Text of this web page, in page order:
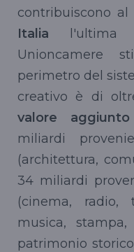
contribuiscono al
Italia l'ultima
Unioncamere
perimetro del
creativo è di
valore aggiunto
miliardi
(architettura,
34 miliardi
(cinema, radio,
musica,
patrimonio